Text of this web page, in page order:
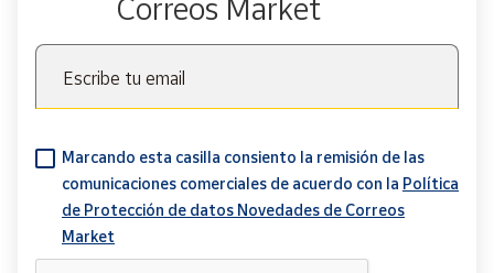
Correos Market
Escribe tu email
Marcando esta casilla consiento la remisión de las
comunicaciones comerciales de acuerdo con la Política
de Protección de datos Novedades de Correos
Market